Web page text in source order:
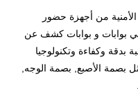
من أجهزة حضور
بوابات و بوابات كشف عن
بدقة وكفاءة وتكنولوجيا
بصمة الأصبع, بصمة الوجه,